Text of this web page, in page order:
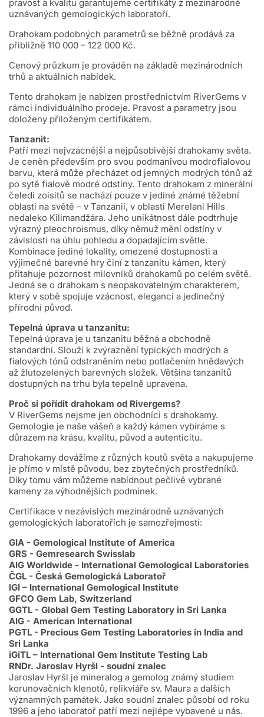
pravost a kvalitu garantujeme certifikáty z mezinárodně
uznávaných gemologických laboratoří.
Drahokam podobných parametrů se běžně prodává za
přibližně 110 000 – 122 000 Kč.
Cenový průzkum je prováděn na základě mezinárodních
trhů a aktuálních nabídek.
Tento drahokam je nabízen prostřednictvím RiverGems v
rámci individuálního prodeje. Pravost a parametry jsou
doloženy přiloženým certifikátem.
Tanzanit:
Patří mezi nejvzácnější a nejpůsobivější drahokamy světa.
Je ceněn především pro svou podmanivou modrofialovou
barvu, která může přecházet od jemných modrých tónů až
po sytě fialově modré odstíny. Tento drahokam z minerální
čeledi zoisitů se nachází pouze v jediné známé těžební
oblasti na světě – v Tanzanii, v oblasti Merelani Hills
nedaleko Kilimandžára. Jeho unikátnost dále podtrhuje
výrazný pleochroismus, díky němuž mění odstíny v
závislosti na úhlu pohledu a dopadajícím světle.
Kombinace jediné lokality, omezené dostupnosti a
výjimečné barevné hry činí z tanzanitu kámen, který
přitahuje pozornost milovníků drahokamů po celém světě.
Jedná se o drahokam s neopakovatelným charakterem,
který v sobě spojuje vzácnost, eleganci a jedinečný
přírodní původ.
Tepelná úprava u tanzanitu:
Tepelná úprava je u tanzanitu běžná a obchodně
standardní. Slouží k zvýraznění typických modrých a
fialových tónů odstraněním nebo potlačením hnědavých
až žlutozelených barevných složek. Většina tanzanitů
dostupných na trhu byla tepelně upravena.
Proč si pořídit drahokam od Rivergems?
V RiverGems nejsme jen obchodníci s drahokamy.
Gemologie je naše vášeň a každý kámen vybíráme s
důrazem na krásu, kvalitu, původ a autenticitu.
Drahokamy dovážíme z různých koutů světa a nakupujeme
je přímo v místě původu, bez zbytečných prostředníků.
Díky tomu vám můžeme nabídnout pečlivě vybrané
kameny za výhodnějších podmínek.
Certifikace v nezávislých mezinárodně uznávaných
gemologických laboratořích je samozřejmostí:
GIA - Gemological Institute of America
GRS - Gemresearch Swisslab
AIG Worldwide - International Gemological Laboratories
ČGL - Česká Gemologická Laboratoř
IGI – International Gemological Institute
GFCO Gem Lab, Switzerland
GGTL - Global Gem Testing Laboratory in Sri Lanka
AIG - American International
PGTL - Precious Gem Testing Laboratories in India and
Sri Lanka
iGiTL – International Gem Institute Testing Lab
RNDr. Jaroslav Hyršl - soudní znalec
Jaroslav Hyršl je mineralog a gemolog známý studiem
korunovačních klenotů, relikviáře sv. Maura a dalších
významných památek. Jako soudní znalec působí od roku
1996 a jeho laboratoř patří mezi nejlépe vybavené u nás.